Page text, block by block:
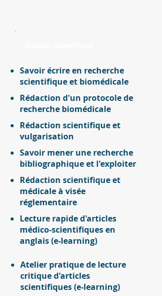
Savoir écrire en recherche
scientifique et biomédicale
Rédaction d'un protocole de
recherche biomédicale
Rédaction scientifique et
vulgarisation
Savoir mener une recherche
bibliographique et l'exploiter
Rédaction scientifique et
médicale à visée
réglementaire
Lecture rapide d'articles
médico-scientifiques en
anglais (e-learning)
Atelier pratique de lecture
critique d'articles
scientifiques (e-learning)